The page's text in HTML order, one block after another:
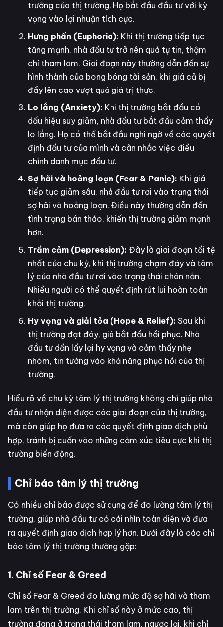
trưởng của thị trường. Họ bắt đầu đầu tư với kỳ
vọng vào lợi nhuận tích cực.
Hưng phấn (Euphoria): Khi thị trường tiếp tục
tăng mạnh, nhà đầu tư trở nên quá tự tin, thậm
chí tham lam. Giai đoạn này thường dẫn đến sự
hình thành của bong bóng tài sản, khi giá cả bị
đẩy lên cao vượt quá giá trị thực.
Lo lắng (Anxiety): Khi thị trường bắt đầu có
dấu hiệu suy giảm, nhà đầu tư bắt đầu cảm thấy
lo lắng. Họ có thể bắt đầu nghi ngờ về các quyết
định đầu tư của mình và cân nhắc việc điều
chỉnh danh mục đầu tư.
Sợ hãi và hoảng loạn (Fear & Panic): Khi giá
tiếp tục giảm sâu, nhà đầu tư rơi vào trạng thái
sợ hãi và hoảng loạn. Điều này thường dẫn đến
tình trạng bán tháo, khiến thị trường giảm mạnh
hơn.
Trầm cảm (Depression): Đây là giai đoạn tồi tệ
nhất của chu kỳ, khi thị trường chạm đáy và tâm
lý của nhà đầu tư rơi vào trạng thái chán nản.
Nhiều người có thể quyết định rút lui hoàn toàn
khỏi thị trường.
Hy vọng và giải tỏa (Hope & Relief): Sau khi
thị trường đạt đáy, giá bắt đầu hồi phục. Nhà
đầu tư dần lấy lại hy vọng và cảm thấy nhẹ
nhõm, tin tưởng vào khả năng phục hồi của thị
trường.
Hiểu rõ về chu kỳ tâm lý thị trường không chỉ giúp nhà
đầu tư nhận diện được các giai đoạn của thị trường,
mà còn giúp họ đưa ra các quyết định giao dịch phù
hợp, tránh bị cuốn vào những cảm xúc tiêu cực khi thị
trường biến động.
Chỉ báo tâm lý thị trường
Có nhiều chỉ báo được sử dụng để đo lường tâm lý thị
trường, giúp nhà đầu tư có cái nhìn toàn diện và đưa
ra quyết định giao dịch hợp lý hơn. Dưới đây là các chỉ
báo tâm lý thị trường thường gặp:
1. Chỉ số Fear & Greed
Chỉ số Fear & Greed đo lường mức độ sợ hãi và tham
lam trên thị trường. Khi chỉ số này ở mức cao, thị
trường đang ở trạng thái tham lam, ngược lại, khi chỉ